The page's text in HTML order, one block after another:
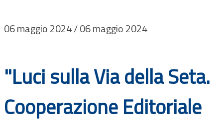
Documenti
Bandi
06 maggio 2024 / 06 maggio 2024
"Luci sulla Via della Seta.
Cooperazione Editoriale